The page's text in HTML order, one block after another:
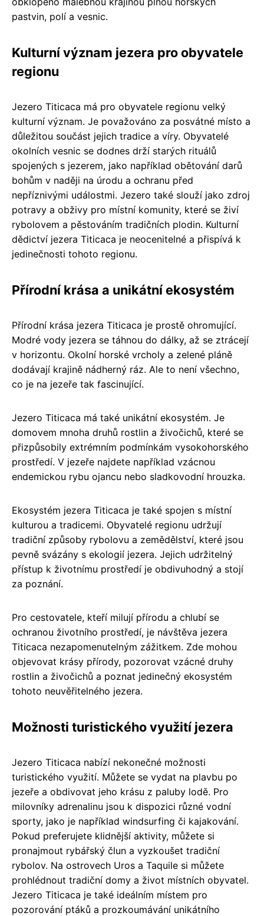
pastvin, polí a vesnic.
Kulturní význam jezera pro obyvatele
regionu
Jezero Titicaca má pro obyvatele regionu velký
kulturní význam. Je považováno za posvátné místo a
důležitou součást jejich tradice a víry. Obyvatelé
okolních vesnic se dodnes drží starých rituálů
spojených s jezerem, jako například obětování darů
bohům v naději na úrodu a ochranu před
nepříznivými událostmi. Jezero také slouží jako zdroj
potravy a obživy pro místní komunity, které se živí
rybolovem a pěstováním tradičních plodin. Kulturní
dědictví jezera Titicaca je neocenitelné a přispívá k
jedinečnosti tohoto regionu.
Přírodní krása a unikátní ekosystém
Přírodní krása jezera Titicaca je prostě ohromující.
Modré vody jezera se táhnou do dálky, až se ztrácejí
v horizontu. Okolní horské vrcholy a zelené pláně
dodávají krajině nádherný ráz. Ale to není všechno,
co je na jezeře tak fascinující.
Jezero Titicaca má také unikátní ekosystém. Je
domovem mnoha druhů rostlin a živočichů, které se
přizpůsobily extrémním podmínkám vysokohorského
prostředí. V jezeře najdete například vzácnou
endemickou rybu ojancu nebo sladkovodní hrouzka.
Ekosystém jezera Titicaca je také spojen s místní
kulturou a tradicemi. Obyvatelé regionu udržují
tradiční způsoby rybolovu a zemědělství, které jsou
pevně svázány s ekologií jezera. Jejich udržitelný
přístup k životnímu prostředí je obdivuhodný a stojí
za poznání.
Pro cestovatele, kteří milují přírodu a chlubí se
ochranou životního prostředí, je návštěva jezera
Titicaca nezapomenutelným zážitkem. Zde mohou
objevovat krásy přírody, pozorovat vzácné druhy
rostlin a živočichů a poznat jedinečný ekosystém
tohoto neuvěřitelného jezera.
Možnosti turistického využití jezera
Jezero Titicaca nabízí nekonečné možnosti
turistického využití. Můžete se vydat na plavbu po
jezeře a obdivovat jeho krásu z paluby lodě. Pro
milovníky adrenalinu jsou k dispozici různé vodní
sporty, jako je například windsurfing či kajakování.
Pokud preferujete klidnější aktivity, můžete si
pronajmout rybářský člun a vyzkoušet tradiční
rybolov. Na ostrovech Uros a Taquile si můžete
prohlédnout tradiční domy a život místních obyvatel.
Jezero Titicaca je také ideálním místem pro
pozorování ptáků a prozkoumávání unikátního